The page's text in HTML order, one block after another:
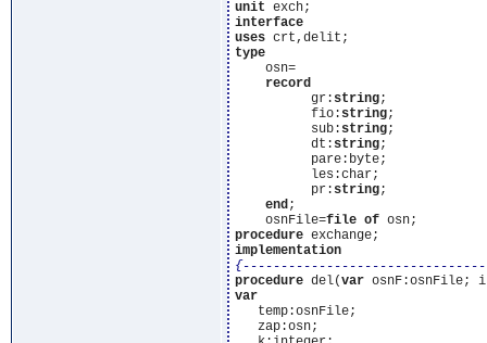
unit
interface
uses
type
    osn=
record
          gr:
string;
          fio:
string;
          sub:
string;
          dt:
string;
          pare:byte;
          les:char;
          pr:
string;
end;
    osnFile=
file of
procedure
implementation
procedure del(var
var
   temp:osnFile;
   zap:osn;